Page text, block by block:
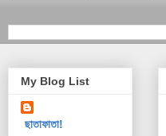
My Blog List
ছাতাফাতা!